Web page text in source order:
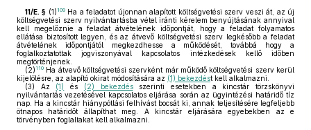
11/E. § (1) 109Ha a feladatot újonnan alapított költségvetési szerv veszi át, az új
költségvetési szerv nyilvántartásba vétel iránti kérelem benyújtásának annyival
kell megelőznie a feladat átvételének időpontját, hogy a feladat folyamatos
ellátása biztosított legyen, és az átvevő költségvetési szerv legkésőbb a feladat
átvételének időpontjától megkezdhesse a működését, továbbá hogy a
foglalkoztatottak jogviszonyával kapcsolatos intézkedések kellő időben
megtörténjenek.
(2) 110 Ha átvevő költségvetési szervként már működő költségvetési szerv kerül
kijelölésre, az alapító okirat módosítására az (1) bekezdést kell alkalmazni.
(3) Az (1) és (2) bekezdésszerinti esetekben a kincstár törzskönyvi
nyilvántartás vezetésével kapcsolatos eljárása során az ügyintézési határidő tíz
nap. Ha a kincstár hiánypótlási felhívást bocsát ki, annak teljesítésére legfeljebb
ötnapos határidőt állapíthat meg. A kincstár eljárására egyebekben az e
törvényben foglaltakat kell alkalmazni.